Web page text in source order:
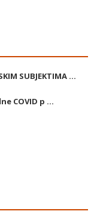
SUBJEKTIMA ...
COVID p ...